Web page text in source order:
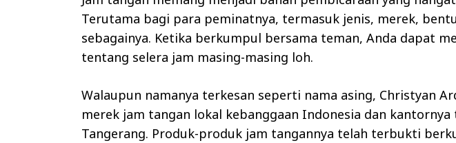
Terutama bagi para peminatnya, termasuk jenis, merek,
sebagainya. Ketika berkumpul bersama teman, Anda dapat
tentang selera jam masing-masing loh.
Walaupun namanya terkesan seperti nama asing, Christyan
merek jam tangan lokal kebanggaan Indonesia dan
Tangerang. Produk-produk jam tangannya telah terbukti